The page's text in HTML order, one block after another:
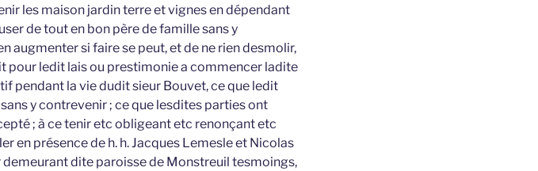
les maison jardin terre et vignes en dépendant
de tout en bon père de famille sans y
augmenter si faire se peut, et de ne rien desmolir,
pour ledit lais ou prestimonie a commencer ladite
pendant la vie dudit sieur Bouvet, ce que ledit
y contrevenir ; ce que lesdites parties ont
; à ce tenir etc obligeant etc renonçant etc
en présence de h. h. Jacques Lemesle et Nicolas
dite paroisse de Monstreuil tesmoings,